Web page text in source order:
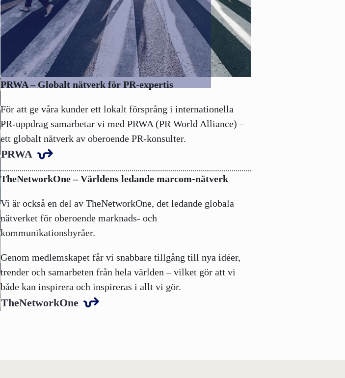
PRWA – Globalt nätverk för PR-expertis
För att ge våra kunder ett lokalt försprång i internationella
PR-uppdrag samarbetar vi med PRWA (PR World Alliance) –
ett globalt nätverk av oberoende PR-konsulter.
PRWA
TheNetworkOne – Världens ledande marcom-nätverk
Vi är också en del av TheNetworkOne, det ledande globala
nätverket för oberoende marknads- och
kommunikationsbyråer.
Genom medlemskapet får vi snabbare tillgång till nya idéer,
trender och samarbeten från hela världen – vilket gör att vi
både kan inspirera och inspireras i allt vi gör.
TheNetworkOne